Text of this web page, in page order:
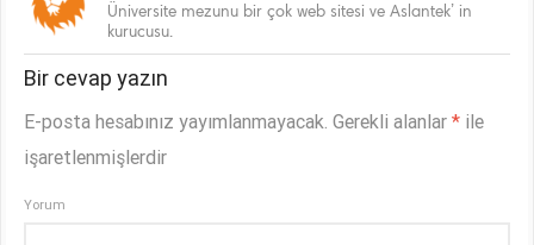
Üniversite mezunu bir çok web sitesi ve Aslantek’ in
kurucusu.
Bir cevap yazın
E-posta hesabınız yayımlanmayacak. Gerekli alanlar* ile
işaretlenmişlerdir
Yorum